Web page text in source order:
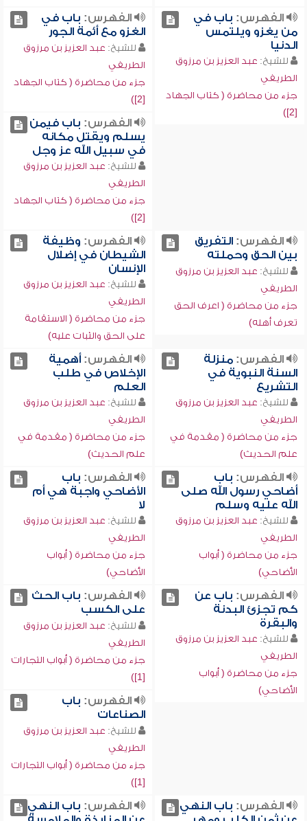
الفهرس: باب في
من يغزو ويلتمس
الدنيا
للشيخ: عبد العزيز بن مرزوق
الطريفي
جزء من محاضرة ( كتاب الجهاد
[2])
الفهرس: باب في
الغزو مع أئمة الجور
للشيخ: عبد العزيز بن مرزوق
الطريفي
جزء من محاضرة ( كتاب الجهاد
[2])
الفهرس: باب فيمن
يسلم ويقتل مكانه
في سبيل الله عز وجل
للشيخ: عبد العزيز بن مرزوق
الطريفي
جزء من محاضرة ( كتاب الجهاد
[2])
الفهرس:التفريق
بين الحق وحملته
للشيخ: عبد العزيز بن مرزوق
الطريفي
جزء من محاضرة ( اعرف الحق
تعرف أهله)
الفهرس: وظيفة
الشيطان في إضلال
الإنسان
للشيخ: عبد العزيز بن مرزوق
الطريفي
جزء من محاضرة ( الاستقامة
على الحق والثبات عليه)
الفهرس:منزلة
السنة النبوية في
التشريع
للشيخ: عبد العزيز بن مرزوق
الطريفي
جزء من محاضرة ( مقدمة في
علم الحديث)
الفهرس:أهمية
الإخلاص في طلب
العلم
للشيخ: عبد العزيز بن مرزوق
الطريفي
جزء من محاضرة ( مقدمة في
علم الحديث)
الفهرس: باب
أضاحي رسول الله صلى
الله عليه وسلم
للشيخ: عبد العزيز بن مرزوق
الطريفي
جزء من محاضرة ( أبواب
الأضاحي)
الفهرس: باب
الأضاحي واجبة هي أم
لا
للشيخ: عبد العزيز بن مرزوق
الطريفي
جزء من محاضرة ( أبواب
الأضاحي)
الفهرس: باب عن
كم تجزئ البدنة
والبقرة
للشيخ: عبد العزيز بن مرزوق
الطريفي
جزء من محاضرة ( أبواب
الأضاحي)
الفهرس: باب الحث
على الكسب
للشيخ: عبد العزيز بن مرزوق
الطريفي
جزء من محاضرة ( أبواب التجارات
[1])
الفهرس: باب
الصناعات
للشيخ: عبد العزيز بن مرزوق
الطريفي
جزء من محاضرة ( أبواب التجارات
[1])
الفهرس: باب النهي
الفهرس: باب النهي